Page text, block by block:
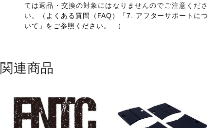
ては返品・交換の対象にはなりませんのでご注意くださ
い。（ よくある質問（FAQ）「7. アフターサポートにつ
いて」をご参照ください。 ）
関連商品